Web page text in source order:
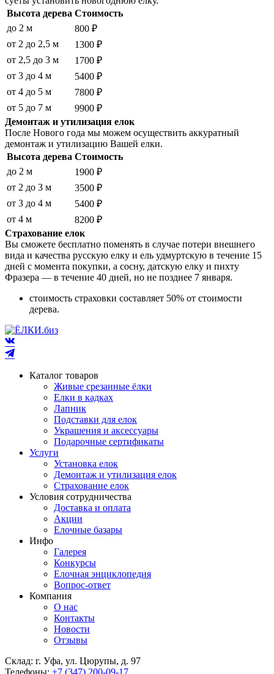
Высота дерева Стоимость
до 2 м
800 ₽
от 2 до 2,5 м
1300 ₽
от 2,5 до 3 м
1700 ₽
от 3 до 4 м
5400 ₽
от 4 до 5 м
7800 ₽
от 5 до 7 м
9900 ₽
Демонтаж и утилизация елок
После Нового года мы можем осуществить аккуратный
демонтаж и утилизацию Вашей елки.
Высота дерева Стоимость
до 2 м
1900 ₽
от 2 до 3 м
3500 ₽
от 3 до 4 м
5400 ₽
от 4 м
8200 ₽
Страхование елок
Вы сможете бесплатно поменять в случае потери внешнего
вида и качества русскую елку и ель удмуртскую в течение 15
дней с момента покупки, а сосну, датскую елку и пихту
Фразера — в течение 40 дней, но не позднее 7 января.
стоимость страховки составляет 50% от стоимости
дерева.
Каталог товаров
Живые срезанные ёлки
Елки в кадках
Лапник
Подставки для елок
Украшения и аксессуары
Подарочные сертификаты
Услуги
Установка елок
Демонтаж и утилизация елок
Страхование елок
Условия сотрудничества
Доставка и оплата
Акции
Елочные базары
Инфо
Галерея
Конкурсы
Елочная энциклопедия
Вопрос-ответ
Компания
О нас
Контакты
Новости
Отзывы
Склад: г. Уфа, ул. Цюрупы, д. 97
Телефоны: +7 (347) 200-09-17